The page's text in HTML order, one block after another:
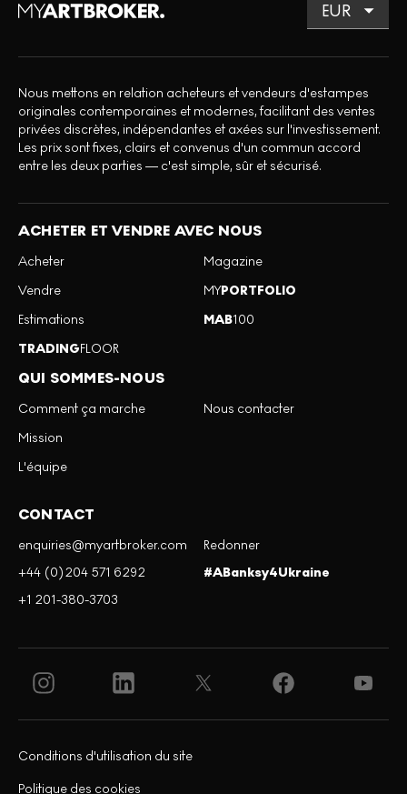
Nous mettons en relation acheteurs et vendeurs d'estampes
originales contemporaines et modernes, facilitant des ventes
privées discrètes, indépendantes et axées sur l'investissement.
Les prix sont fixes, clairs et convenus d'un commun accord
entre les deux parties — c'est simple, sûr et sécurisé.
ACHETER ET VENDRE AVEC NOUS
Acheter
Vendre
Estimations
TRADINGFLOOR
Magazine
MYPORTFOLIO
MAB100
QUI SOMMES-NOUS
Comment ça marche
Mission
L'équipe
Nous contacter
CONTACT
enquiries@myartbroker.com
+44 (0)204 571 6292
+1 201-380-3703
Redonner
#ABanksy4Ukraine
Politique des cookies
Conditions d'utilisation du site